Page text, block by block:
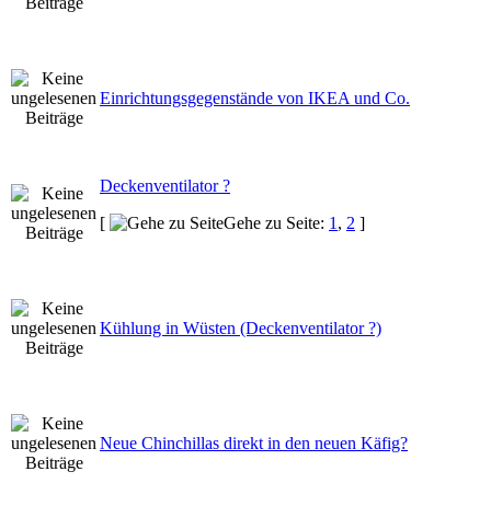
Einrichtungsgegenstände von IKEA und Co.
Deckenventilator ?
[
Gehe zu Seite: 1 , 2 ]
Kühlung in Wüsten (Deckenventilator ?)
Neue Chinchillas direkt in den neuen Käfig?